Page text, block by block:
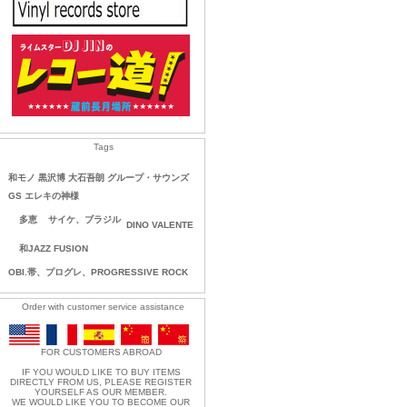
Tags
和モノ 黒沢博 大石吾朗 グループ・サウンズ
GS エレキの神様
多恵 サイケ、ブラジル
DINO VALENTE
和JAZZ FUSION
OBI.帯、プログレ、PROGRESSIVE ROCK
Order with customer service assistance
FOR CUSTOMERS ABROAD
IF YOU WOULD LIKE TO BUY ITEMS
DIRECTLY FROM US, PLEASE REGISTER
YOURSELF AS OUR MEMBER.
WE WOULD LIKE YOU TO BECOME OUR